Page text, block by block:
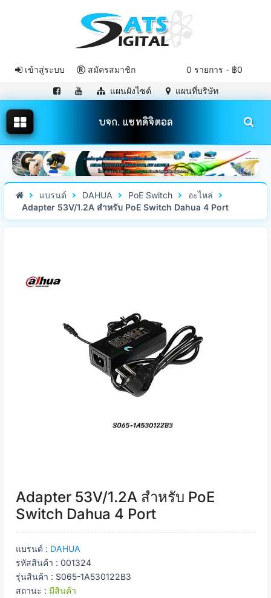
0 รายการ - ฿0
เข้าสู่ระบบ สมัครสมาชิก
แผนผังไซต์ แผนที่บริษัท
บจก. แซทดิจิตอล
แบรนด์ DAHUA PoE Switch
อะไหล่
Adapter 53V/1.2A สำหรับ PoE Switch Dahua 4 Port
Adapter 53V/1.2A สำหรับ PoE
Switch Dahua 4 Port
แบรนด์ : DAHUA
รหัสสินค้า : 001324
รุ่นสินค้า : S065-1A530122B3
สถานะ : มีสินค้า